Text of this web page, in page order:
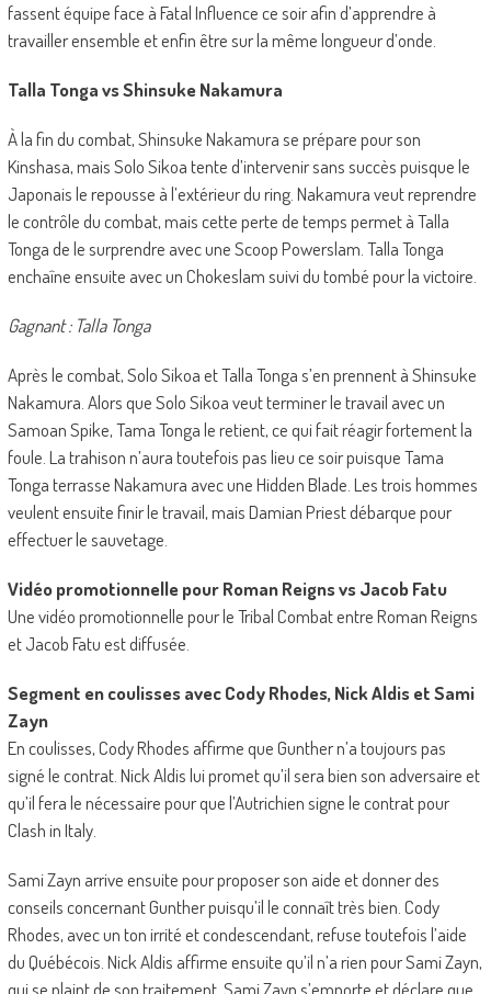
fassent équipe face à Fatal Influence ce soir afin d’apprendre à
travailler ensemble et enfin être sur la même longueur d’onde.
Talla Tonga vs Shinsuke Nakamura
À la fin du combat, Shinsuke Nakamura se prépare pour son
Kinshasa, mais Solo Sikoa tente d’intervenir sans succès puisque le
Japonais le repousse à l’extérieur du ring. Nakamura veut reprendre
le contrôle du combat, mais cette perte de temps permet à Talla
Tonga de le surprendre avec une Scoop Powerslam. Talla Tonga
enchaîne ensuite avec un Chokeslam suivi du tombé pour la victoire.
Gagnant : Talla Tonga
Après le combat, Solo Sikoa et Talla Tonga s’en prennent à Shinsuke
Nakamura. Alors que Solo Sikoa veut terminer le travail avec un
Samoan Spike, Tama Tonga le retient, ce qui fait réagir fortement la
foule. La trahison n’aura toutefois pas lieu ce soir puisque Tama
Tonga terrasse Nakamura avec une Hidden Blade. Les trois hommes
veulent ensuite finir le travail, mais Damian Priest débarque pour
effectuer le sauvetage.
Vidéo promotionnelle pour Roman Reigns vs Jacob Fatu
Une vidéo promotionnelle pour le Tribal Combat entre Roman Reigns
et Jacob Fatu est diffusée.
Segment en coulisses avec Cody Rhodes, Nick Aldis et Sami
Zayn
En coulisses, Cody Rhodes affirme que Gunther n’a toujours pas
signé le contrat. Nick Aldis lui promet qu’il sera bien son adversaire et
qu’il fera le nécessaire pour que l’Autrichien signe le contrat pour
Clash in Italy.
Sami Zayn arrive ensuite pour proposer son aide et donner des
conseils concernant Gunther puisqu’il le connaît très bien. Cody
Rhodes, avec un ton irrité et condescendant, refuse toutefois l’aide
du Québécois. Nick Aldis affirme ensuite qu’il n’a rien pour Sami Zayn,